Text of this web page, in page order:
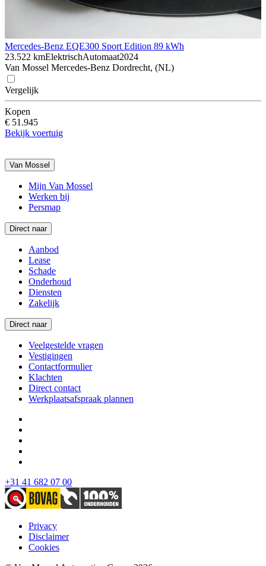
Mercedes-Benz EQE300 Sport Edition 89 kWh
23.522 kmElektrischAutomaat2024
Van Mossel Mercedes-Benz Dordrecht, (NL)
Vergelijk
Kopen
€ 51.945
Bekijk voertuig
Van Mossel
Mijn Van Mossel
Werken bij
Persmap
Direct naar
Aanbod
Lease
Schade
Onderhoud
Diensten
Zakelijk
Direct naar
Veelgestelde vragen
Vestigingen
Contactformulier
Klachten
Direct contact
Werkplaatsafspraak plannen
+31 41 682 07 00
Privacy
Disclaimer
Cookies